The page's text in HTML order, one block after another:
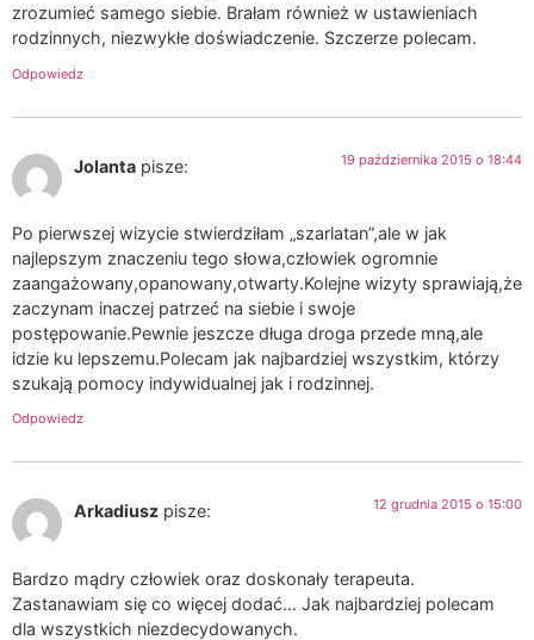
zrozumieć samego siebie. Brałam również w ustawieniach
rodzinnych, niezwykłe doświadczenie. Szczerze polecam.
Odpowiedz
Jolanta pisze: 19 października 2015 o 18:44
Po pierwszej wizycie stwierdziłam „szarlatan”,ale w jak
najlepszym znaczeniu tego słowa,człowiek ogromnie
zaangażowany,opanowany,otwarty.Kolejne wizyty sprawiają,że
zaczynam inaczej patrzeć na siebie i swoje
postępowanie.Pewnie jeszcze długa droga przede mną,ale
idzie ku lepszemu.Polecam jak najbardziej wszystkim, którzy
szukają pomocy indywidualnej jak i rodzinnej.
Odpowiedz
Arkadiusz pisze: 12 grudnia 2015 o 15:00
Bardzo mądry człowiek oraz doskonały terapeuta.
Zastanawiam się co więcej dodać… Jak najbardziej polecam
dla wszystkich niezdecydowanych.